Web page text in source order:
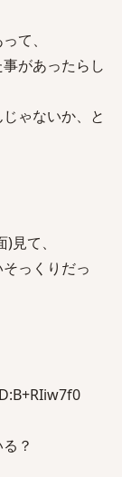
て、
があったらし
ゃないか、と
て、
っくりだっ
？